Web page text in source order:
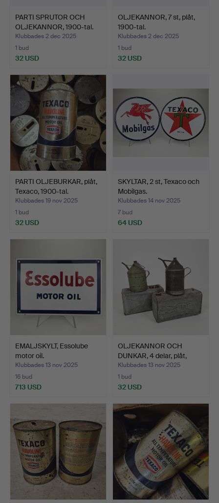
PARTI SPRUTOR OCH
OLJEKANNOR, 1900-tal.
Klubbades 2 dec 2025
1 bud
32 USD
OLJEKANNOR, 7 st, plåt,
1900-tal.
Klubbades 2 dec 2025
1 bud
32 USD
PARTI OLJEBURKAR, plåt,
Texaco, 1900-tal.
Klubbades 19 nov 2025
1 bud
32 USD
SKYLTAR, 2 st, Texaco och
Mobilgas.
Klubbades 14 nov 2025
7 bud
64 USD
EMALJSKYLT, Essolube
motor oil.
Klubbades 13 nov 2025
16 bud
713 USD
OLJEKANNOR OCH
DUNKAR, 4 delar, plåt,
blan…
Klubbades 13 nov 2025
1 bud
32 USD